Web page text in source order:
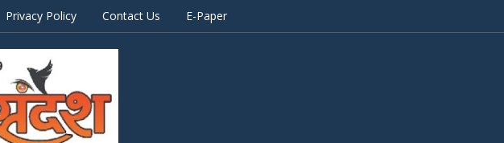
Privacy Policy Contact Us E-Paper